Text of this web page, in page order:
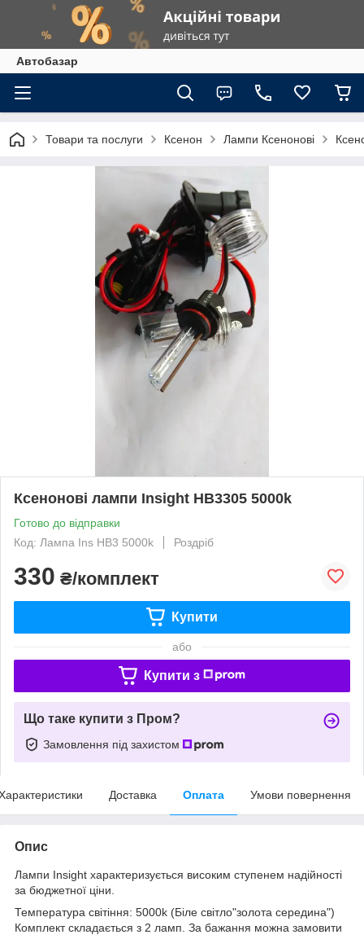
Автобазар
Товари та послуги Ксенон Лампи Ксенонові
Ксенонові лампи Insight HB3305 5000k
Готово до відправки
Код: Лампа Ins HB3 5000k
Роздріб
330 ₴/комплект
Купити
або
Купити з
Що таке купити з Пром?
Замовлення під захистом
Доставка Оплата Умови повернення
Опис
Лампи Insight характеризується високим ступенем надійності
за бюджетної ціни.
Температура світіння: 5000k (Біле світло"золота середина")
Комплект складається з 2 ламп. За бажання можна замовити